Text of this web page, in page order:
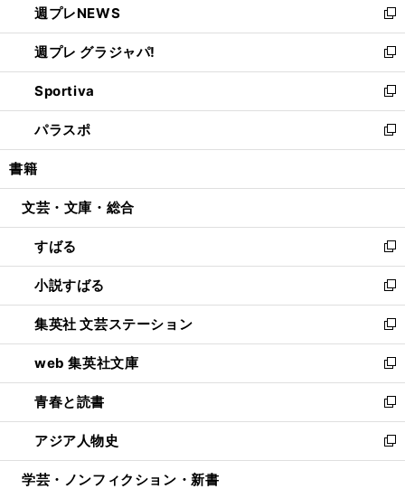
く
で
開
く
ド
ウ
で
開
く
い
ウ
ィ
ン
ド
ウ
で
開
週プレNEWS
新
し
い
ウ
ィ
ン
ド
ウ
開
週プレ グラジャパ!
新
し
い
ウ
ィ
ン
ウ
開
く
Sportiva
新
し
い
ウ
ン
ウ
で
開
く
パラスポ
新
し
ウ
ン
ド
ウ
で
開
く
書籍
文芸・文庫・総合
すばる
新
し
い
ウ
ィ
ン
ド
ウ
で
開
く
小説すばる
新
し
い
ウ
ィ
ン
ド
ウ
で
開
集英社 文芸ステーション
新
し
い
ウ
ィ
ン
ド
ウ
web 集英社文庫
新
し
い
ウ
ィ
ン
青春と読書
新
し
い
ウ
アジア人物史
新
し
学芸・ノンフィクション・新書